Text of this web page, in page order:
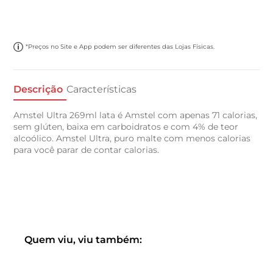
*Preços no Site e App podem ser diferentes das Lojas Físicas.
Descrição Características
Amstel Ultra 269ml lata é Amstel com apenas 71 calorias,
sem glúten, baixa em carboidratos e com 4% de teor
alcoólico. Amstel Ultra, puro malte com menos calorias
para você parar de contar calorias.
Quem viu, viu também: